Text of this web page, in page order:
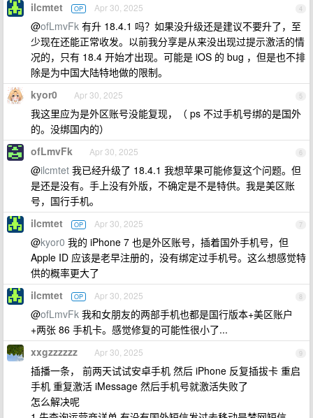
4
ilcmtet OP Apr 30, 2025
@ofLmvFk 有升 18.4.1 吗？如果没升级还是建议不要升了，至
少现在还能正常收发。以前我分享是从来没出现过提示激活的情
况的，只有 18.4 开始才出现。可能是 iOS 的 bug ，但是也不排
除是为中国大陆特地做的限制。
5
kyor0 Apr 30, 2025
我这里应为是外区账号没能复现，（ ps 不过手机号绑的是国外
的。没绑国内的）
6
ofLmvFk Apr 30, 2025
@ilcmtet 我已经升级了 18.4.1 我想苹果可能修复这个问题。但
是还是没有。手上没有外版，不确定是不是特供。我是美区账
号，国行手机。
7
ilcmtet OP Apr 30, 2025
@kyor0 我的 iPhone 7 也是外区账号，插着国外手机号，但
Apple ID 应该是老早注册的，没有绑定过手机号。这么想感觉特
供的概率更大了
8
ilcmtet OP Apr 30, 2025
@ofLmvFk 我和女朋友的两部手机也都是国行版本+美区账户
+两张 86 手机卡。感觉修复的可能性很小了...
9
xxgzzzzzz Apr 30, 2025
插播一条， 前两天试试安卓手机 然后 iPhone 反复插拔卡 重启
手机 重复激活 iMessage 然后手机号就激活失败了
怎么解决呢